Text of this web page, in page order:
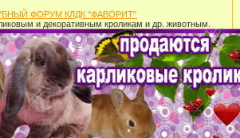
ФОРУМ КЛДК "ФАВОРИТ"
и декоративным кроликам и др. животным.